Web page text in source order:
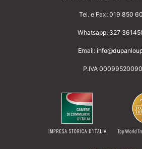
Tel. e Fax: 019 850
Whatsapp: 327
Email:
P.IVA 00099520090